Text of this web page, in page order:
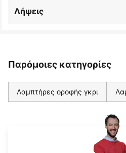
Λήψεις
Παρόμοιες κατηγορίες
Λαμπτήρες οροφής γκρι